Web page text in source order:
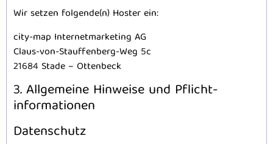
Wir setzen folgende(n) Hoster ein:
city-map Internetmarketing AG
Claus-von-Stauffenberg-Weg 5c
21684 Stade – Ottenbeck
3. Allgemeine Hinweise und Pflicht­
informationen
Datenschutz